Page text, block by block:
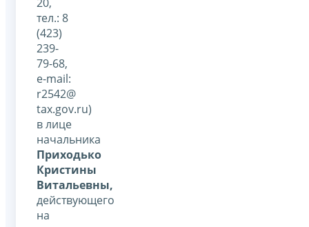
тел.: 8
(423)
239-
79-68,
е-mail:
r2542@
tax.gov.ru)
в лице
начальника
Приходько
Кристины
Витальевны,
действующего
на